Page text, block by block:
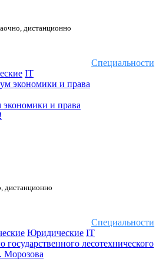
дистанционно
Специальности
IT
и права
дистанционно
Специальности
Юридические IT